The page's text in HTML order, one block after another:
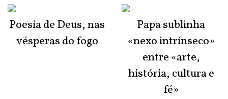
Poesia de Deus, nas
vésperas do fogo
Papa sublinha
«nexo intrínseco»
entre «arte,
história, cultura e
fé»